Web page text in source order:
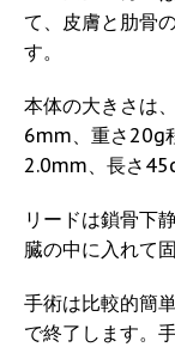
て、皮膚と肋骨
す。
本体の大きさは
6mm、重さ20g
2.0mm、長さ
リードは鎖骨下
臓の中に入れて
手術は比較的簡
で終了します。